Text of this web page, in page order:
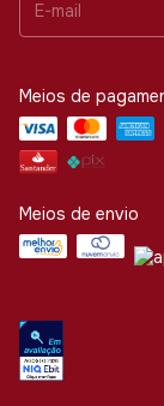
Meios de
Meios de envio